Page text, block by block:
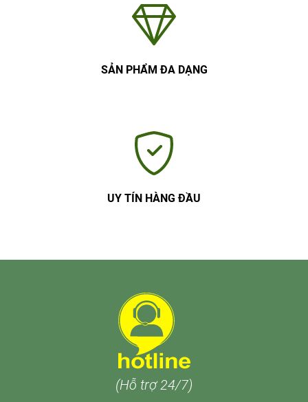
SẢN PHẨM ĐA DẠNG
UY TÍN HÀNG ĐẦU
(Hỗ trợ 24/7)